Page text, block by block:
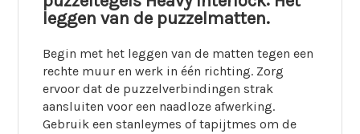
leggen van de puzzelmatten.
Begin met het leggen van de matten tegen een
rechte muur en werk in één richting. Zorg
ervoor dat de puzzelverbindingen strak
aansluiten voor een naadloze afwerking.
Gebruik een stanleymes of tapijtmes om de